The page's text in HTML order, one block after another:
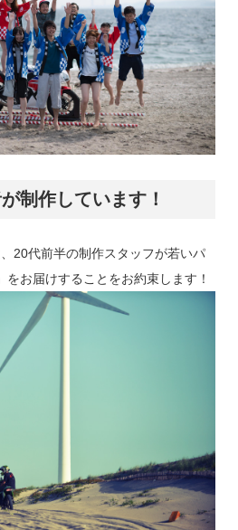
制作しています！
20代前半の制作スタッフが若いパ
をお届けすることをお約束します！